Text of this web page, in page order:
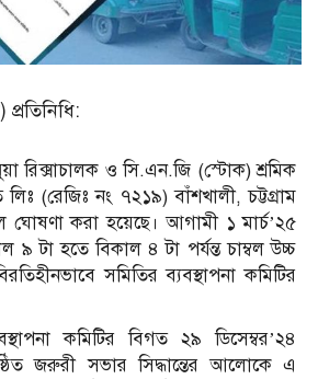
প্রতিনিধি:
রিক্সাচালক ও সি.এন.জি (স্টোক) শ্রমিক
(রেজিঃ নং ৭২১৯) বাঁশখালী, চট্টগ্রাম
ঘোষণা করা হয়েছে। আগামী ১ মার্চ’২৫
৯ টা হতে বিকাল ৪ টা পর্যন্ত চাম্বল উচ্চ
সমিতির ব্যবস্থাপনা কমিটির
কমিটির বিগত ২৯ ডিসেম্বর’২৪
জরুরী সভার সিদ্ধান্তের আলোকে এ